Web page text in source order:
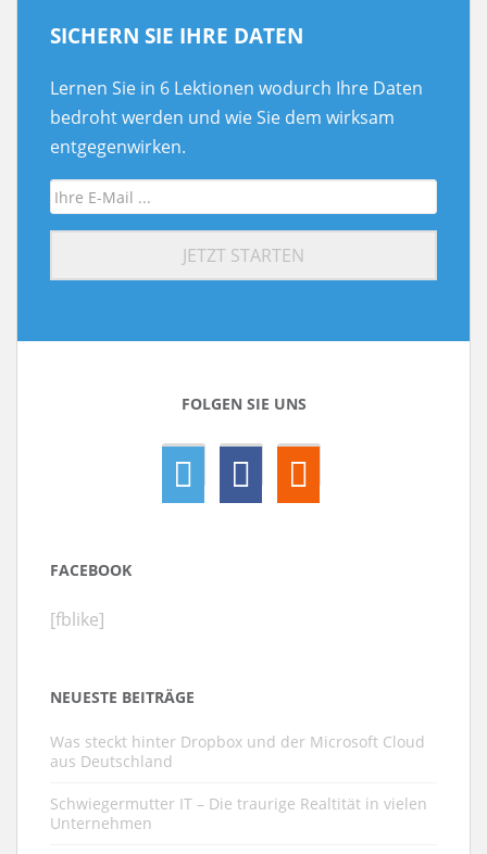
SICHERN SIE IHRE DATEN
Lernen Sie in 6 Lektionen wodurch Ihre Daten
bedroht werden und wie Sie dem wirksam
entgegenwirken.
FOLGEN SIE UNS
FACEBOOK
[fblike]
NEUESTE BEITRÄGE
Was steckt hinter Dropbox und der Microsoft Cloud
aus Deutschland
Schwiegermutter IT – Die traurige Realtität in vielen
Unternehmen